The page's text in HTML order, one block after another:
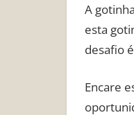
A
esta
desafio
Encare